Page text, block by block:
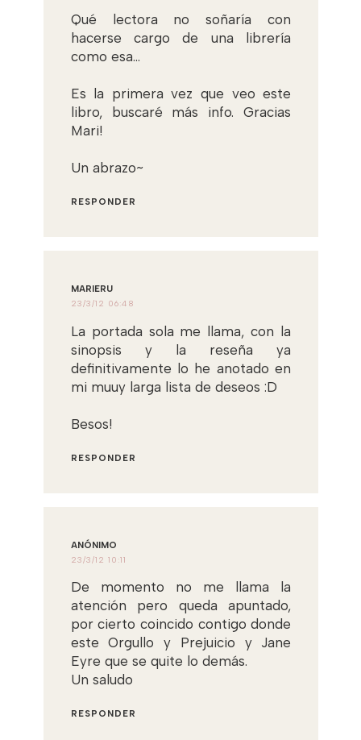
Qué lectora no soñaría con
hacerse cargo de una librería
como esa...
Es la primera vez que veo este
libro, buscaré más info. Gracias
Mari!
Un abrazo~
RESPONDER
MARIERU
23/3/12 06:48
La portada sola me llama, con la
sinopsis y la reseña ya
definitivamente lo he anotado en
mi muuy larga lista de deseos :D
Besos!
RESPONDER
ANÓNIMO
23/3/12 10:11
De momento no me llama la
atención pero queda apuntado,
por cierto coincido contigo donde
este Orgullo y Prejuicio y Jane
Eyre que se quite lo demás.
Un saludo
RESPONDER